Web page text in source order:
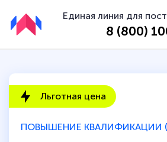
Единая линия для
8 (800)
ПОВЫШЕНИЕ КВАЛИФИКАЦИИ
Льготная цена